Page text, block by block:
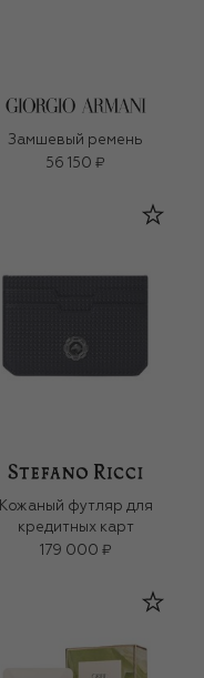
Замшевый ремень
56 150 ₽
Кожаный футляр для
кредитных карт
179 000 ₽